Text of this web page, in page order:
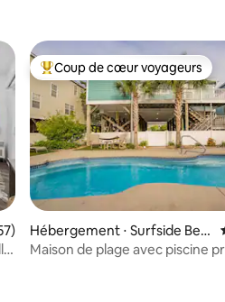
: 4,98 sur 5
moyenne sur la base de 57
Coups de cœur voyageurs les
Coup de cœur voyageurs
Hébergement ⋅ Surfside Bea
ch
Maison de plage avec piscine